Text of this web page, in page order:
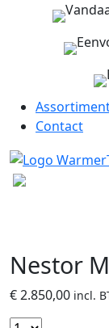
Contact
Nestor
€2.850,00 incl.